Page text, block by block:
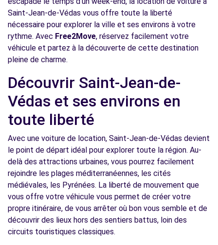
Voir l'agence
Free2Move Rent - GARAGE BRU -
MONTPELLIER (C)
7.2
km
AVENUE DE ST MAUR
Voir l'agence
MORABITO LATTES - LATTES (C)
km
AVENUE DES PLATANES
LATTES, 34970
Voir l'agence
Free2Move Rent - TRESSOL CHABRIER LE
CRES - LE CRES (C)
11.4
Saint-Jean-de-Védas vous offre toute la liberté
nécessaire pour explorer la ville et ses environs à votre
rythme. Avec Free2Move, réservez facilement votre
véhicule et partez à la découverte de cette destination
pleine de charme.
Découvrir Saint-Jean-de-
Védas et ses environs en
toute liberté
Avec une voiture de location, Saint-Jean-de-Védas devient
le point de départ idéal pour explorer toute la région. Au-
delà des attractions urbaines, vous pourrez facilement
rejoindre les plages méditerranéennes, les cités
médiévales, les Pyrénées. La liberté de mouvement que
vous offre votre véhicule vous permet de créer votre
propre itinéraire, de vous arrêter où bon vous semble et de
découvrir des lieux hors des sentiers battus, loin des
circuits touristiques classiques.